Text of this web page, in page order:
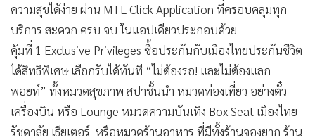
ความสุขได้ง่าย ผ่าน MTL Click Application ที่ครอบคลุมทุก
บริการ สะดวก ครบ จบ ในแอปเดียวประกอบด้วย
คุ้มที่ 1 Exclusive Privileges ซื้อประกันกับเมืองไทยประกันชีวิต
ได้สิทธิพิเศษ เลือกรับได้ทันที “ไม่ต้องรอ! และไม่ต้องแลก
พอยท์” ทั้งหมวดสุขภาพ สปาชั้นนำ หมวดท่องเที่ยว อย่างตั๋ว
เครื่องบิน หรือ Lounge หมวดความบันเทิง Box Seat เมืองไทย
รัชดาลัย เธียเตอร์ หรือหมวดร้านอาหาร ที่มีทั้งร้านจองยาก ร้าน